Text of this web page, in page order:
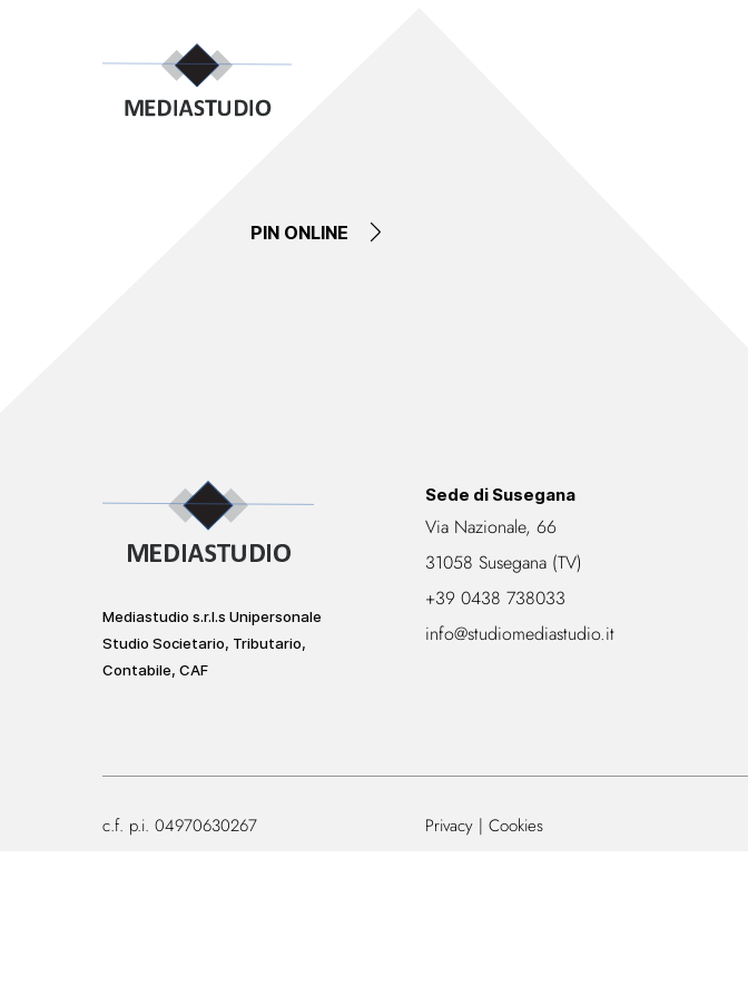
PIN ONLINE
Mediastudio s.r.l.s Unipersonale
Studio Societario, Tributario,
Contabile, CAF
Sede di Susegana
Via Nazionale, 66
31058 Susegana (TV)
+39 0438 738033
info@studiomediastudio.it
c.f. p.i. 04970630267 Privacy Cookies